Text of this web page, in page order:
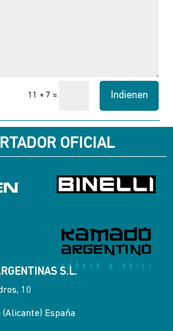
11 + 7 = Indienen
OFICIAL
S.L.
10
(Alicante) España